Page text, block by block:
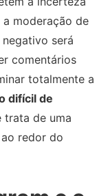
moderação de
será
comentários
totalmente a
difícil de
trata de uma
redor do